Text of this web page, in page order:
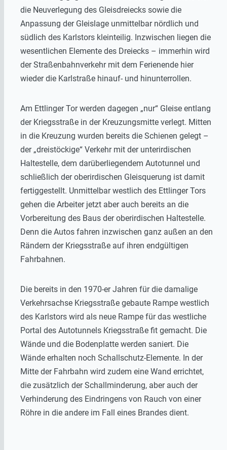
die Neuverlegung des Gleisdreiecks sowie die
Anpassung der Gleislage unmittelbar nördlich und
südlich des Karlstors kleinteilig. Inzwischen liegen die
wesentlichen Elemente des Dreiecks – immerhin wird
der Straßenbahnverkehr mit dem Ferienende hier
wieder die Karlstraße hinauf- und hinunterrollen.
Am Ettlinger Tor werden dagegen „nur“ Gleise entlang
der Kriegsstraße in der Kreuzungsmitte verlegt. Mitten
in die Kreuzung wurden bereits die Schienen gelegt –
der „dreistöckige“ Verkehr mit der unterirdischen
Haltestelle, dem darüberliegendem Autotunnel und
schließlich der oberirdischen Gleisquerung ist damit
fertiggestellt. Unmittelbar westlich des Ettlinger Tors
gehen die Arbeiter jetzt aber auch bereits an die
Vorbereitung des Baus der oberirdischen Haltestelle.
Denn die Autos fahren inzwischen ganz außen an den
Rändern der Kriegsstraße auf ihren endgültigen
Fahrbahnen.
Die bereits in den 1970-er Jahren für die damalige
Verkehrsachse Kriegsstraße gebaute Rampe westlich
des Karlstors wird als neue Rampe für das westliche
Portal des Autotunnels Kriegsstraße fit gemacht. Die
Wände und die Bodenplatte werden saniert. Die
Wände erhalten noch Schallschutz-Elemente. In der
Mitte der Fahrbahn wird zudem eine Wand errichtet,
die zusätzlich der Schallminderung, aber auch der
Verhinderung des Eindringens von Rauch von einer
Röhre in die andere im Fall eines Brandes dient.